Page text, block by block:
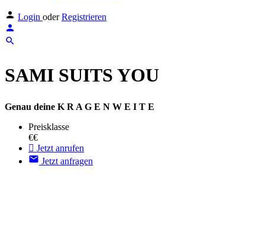
Login oder Registrieren
SAMI SUITS YOU
Genau deine K R A G E N W E I T E
Preisklasse
€€
Jetzt anrufen
Jetzt anfragen